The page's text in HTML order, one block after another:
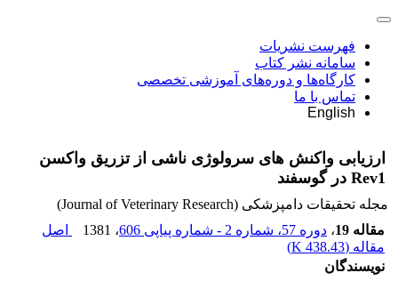
فهرست نشریات
سامانه نشر کتاب
کارگاه‌ها و دوره‌های آموزشی تخصصی
تماس با ما
English
ارزیابی واکنش های سرولوژی ناشی از تزریق واکسن
Rev1 در گوسفند
مجله تحقیقات دامپزشکی (Journal of Veterinary Research)
مقاله 19
، دوره 57، شماره 2 - شماره پیاپی 606 ، 1381
اصل
مقاله (438.43 K
)
نویسندگان